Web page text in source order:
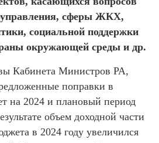
сферы ЖКХ,
социальной поддержки
окружающей среды и др.
Кабинета Министров РА,
поправки в
на 2024 и плановый период
объем доходной части
в 2024 году увеличился